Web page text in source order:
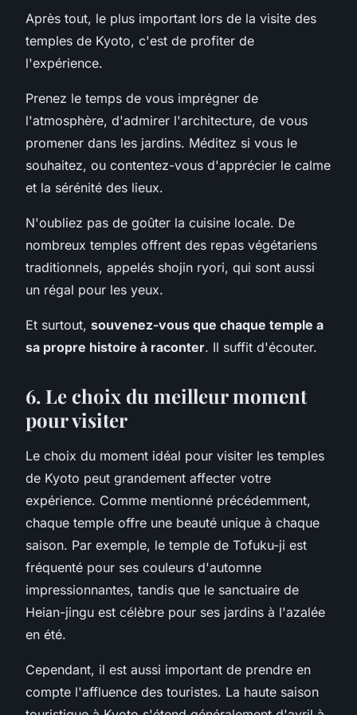
Après tout, le plus important lors de la visite des
temples de Kyoto, c'est de profiter de
l'expérience.
Prenez le temps de vous imprégner de
l'atmosphère, d'admirer l'architecture, de vous
promener dans les jardins. Méditez si vous le
souhaitez, ou contentez-vous d'apprécier le calme
et la sérénité des lieux.
N'oubliez pas de goûter la cuisine locale. De
nombreux temples offrent des repas végétariens
traditionnels, appelés shojin ryori, qui sont aussi
un régal pour les yeux.
Et surtout, souvenez-vous que chaque temple a
sa propre histoire à raconter. Il suffit d'écouter.
6. Le choix du meilleur moment
pour visiter
Le choix du moment idéal pour visiter les temples
de Kyoto peut grandement affecter votre
expérience. Comme mentionné précédemment,
chaque temple offre une beauté unique à chaque
saison. Par exemple, le temple de Tofuku-ji est
fréquenté pour ses couleurs d'automne
impressionnantes, tandis que le sanctuaire de
Heian-jingu est célèbre pour ses jardins à l'azalée
en été.
Cependant, il est aussi important de prendre en
compte l'affluence des touristes. La haute saison